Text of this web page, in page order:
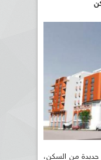
جديدة من السكن،